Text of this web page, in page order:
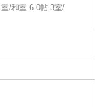
/和室 6.0帖 3室/